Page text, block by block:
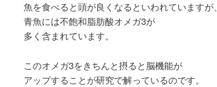
魚を食べると頭が良くなるといわれていますが、
青魚には不飽和脂肪酸オメガ3が
多く含まれています。
このオメガ3をきちんと摂ると脳機能が
アップすることが研究で解っているのです。